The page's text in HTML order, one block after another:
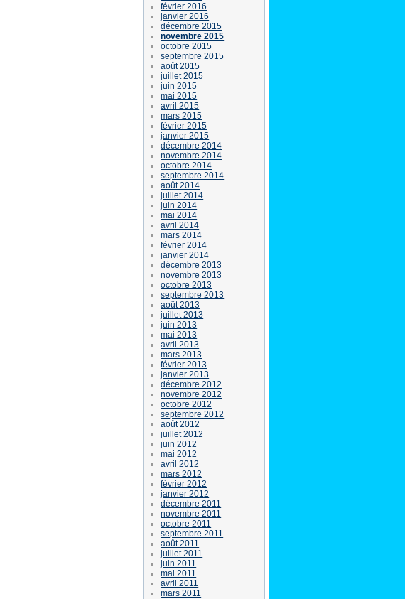
février 2016
janvier 2016
décembre 2015
novembre 2015
octobre 2015
septembre 2015
août 2015
juillet 2015
juin 2015
mai 2015
avril 2015
mars 2015
février 2015
janvier 2015
décembre 2014
novembre 2014
octobre 2014
septembre 2014
août 2014
juillet 2014
juin 2014
mai 2014
avril 2014
mars 2014
février 2014
janvier 2014
décembre 2013
novembre 2013
octobre 2013
septembre 2013
août 2013
juillet 2013
juin 2013
mai 2013
avril 2013
mars 2013
février 2013
janvier 2013
décembre 2012
novembre 2012
octobre 2012
septembre 2012
août 2012
juillet 2012
juin 2012
mai 2012
avril 2012
mars 2012
février 2012
janvier 2012
décembre 2011
novembre 2011
octobre 2011
septembre 2011
août 2011
juillet 2011
juin 2011
mai 2011
avril 2011
mars 2011